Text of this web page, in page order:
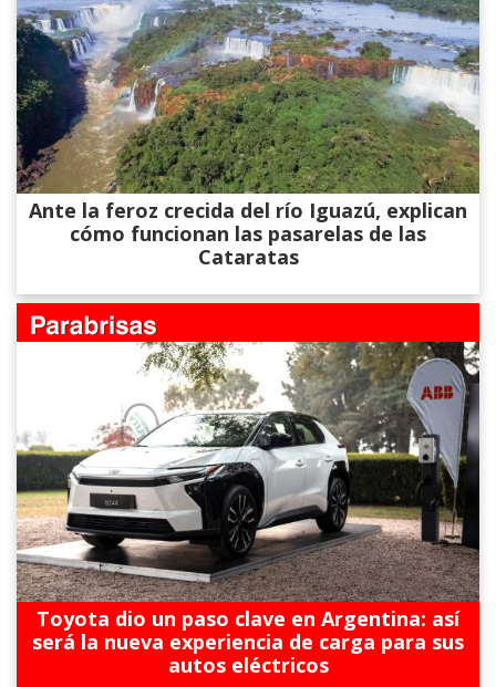
Ante la feroz crecida del río Iguazú, explican
cómo funcionan las pasarelas de las
Cataratas
Toyota dio un paso clave en Argentina: así
será la nueva experiencia de carga para sus
autos eléctricos